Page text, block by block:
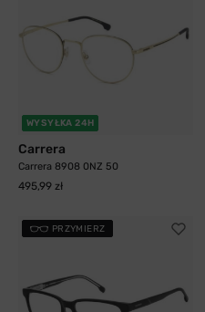
WYSYŁKA 24H
Carrera
Carrera 8908 0NZ 50
495,99 zł
PRZYMIERZ